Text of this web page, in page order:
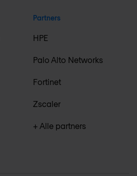
Partners
HPE
Palo Alto Networks
Fortinet
Zscaler
+ Alle partners